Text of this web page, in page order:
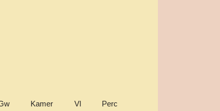
Kamer Vl Perc